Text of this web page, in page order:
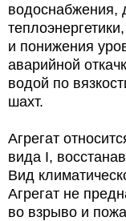
водоснабжения,
и понижения
аварийной
водой по
шахт.
Агрегат
вида I,
Вид
Агрегат не
во взрыво и